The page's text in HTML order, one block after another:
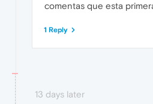
comentas que esta
1 Reply
13 days later